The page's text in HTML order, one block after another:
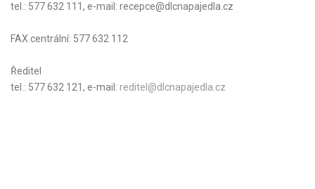
tel.: 577 632 111, e-mail: recepce@dlcnapajedla.cz
FAX centrální: 577 632 112
Ředitel
tel.: 577 632 121, e-mail: reditel@dlcnapajedla.cz